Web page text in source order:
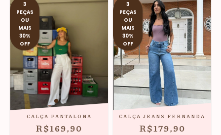
3
PEÇAS
OU
MAIS
30%
OFF
CALÇA PANTALONA
R$169,90
3
PEÇAS
OU
MAIS
30%
OFF
CALÇA JEANS FERNANDA
R$179,90